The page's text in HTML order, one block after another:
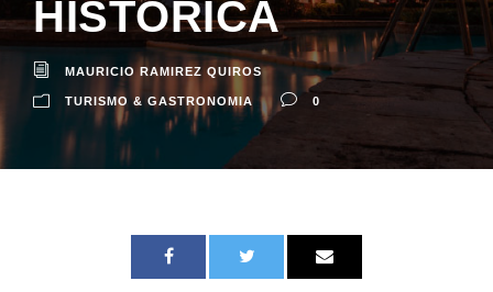
HISTÓRICA
MAURICIO RAMIREZ QUIROS
TURISMO & GASTRONOMIA 0